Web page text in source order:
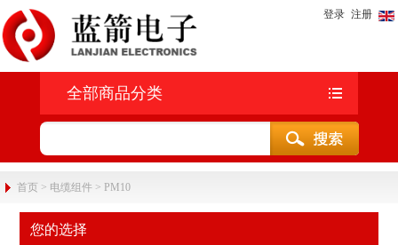
登录 注册
全部商品分类
首页 > 电缆组件 > PM10
您的选择